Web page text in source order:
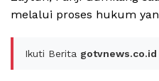
melalui proses hukum
Ikuti Berita gotvnews.co.id